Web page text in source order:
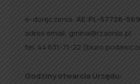
e-doręczenia: AE:PL-57726-
adres email: gmina@rzasnia.pl
tel. 44 631-71-22 (biuro
Godziny otwarcia Urzędu: